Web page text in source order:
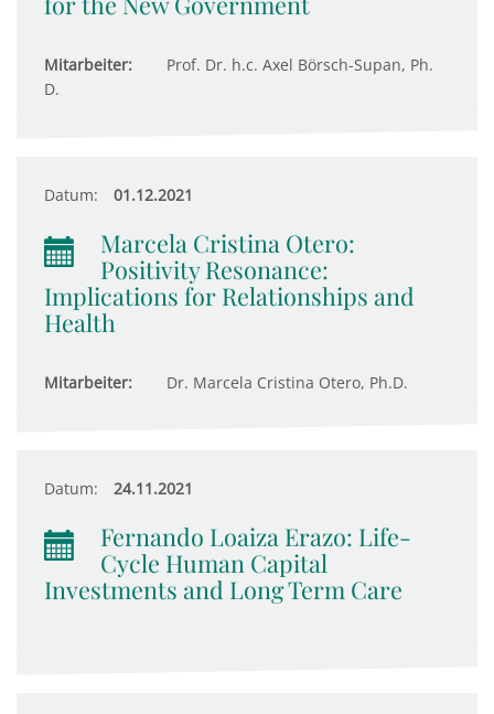
Mitarbeiter:
Prof. Dr. h.c. Axel Börsch-Supan, Ph.
D.
Datum: 01.12.2021
Marcela Cristina Otero:
Positivity Resonance:
Implications for Relationships and
Health
Mitarbeiter: Dr. Marcela Cristina Otero, Ph.D.
Datum: 24.11.2021
Fernando Loaiza Erazo: Life-
Cycle Human Capital
Investments and Long Term Care